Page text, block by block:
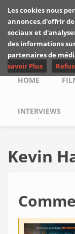
Skip to main content
Main
HOME
INTERVIEWS
Kevin
Les cookies nous
annonces,d'offrir
sociaux et
des informations
partenaires de
savoir Plus